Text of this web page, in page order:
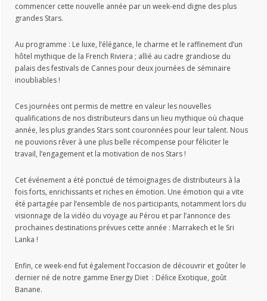
commencer cette nouvelle année par un week-end digne des plus
grandes Stars.
Au programme : Le luxe, l’élégance, le charme et le raffinement d’un
hôtel mythique de la French Riviera ; allié au cadre grandiose du
palais des festivals de Cannes pour deux journées de séminaire
inoubliables !
Ces journées ont permis de mettre en valeur les nouvelles
qualifications de nos distributeurs dans un lieu mythique où chaque
année, les plus grandes Stars sont couronnées pour leur talent. Nous
ne pouvions rêver à une plus belle récompense pour féliciter le
travail, l’engagement et la motivation de nos Stars !
Cet événement a été ponctué de témoignages de distributeurs à la
fois forts, enrichissants et riches en émotion. Une émotion qui a vite
été partagée par l’ensemble de nos participants, notamment lors du
visionnage de la vidéo du voyage au Pérou et par l’annonce des
prochaines destinations prévues cette année : Marrakech et le Sri
Lanka !
Enfin, ce week-end fut également l’occasion de découvrir et goûter le
dernier né de notre gamme Energy Diet : Délice Exotique, goût
Banane.